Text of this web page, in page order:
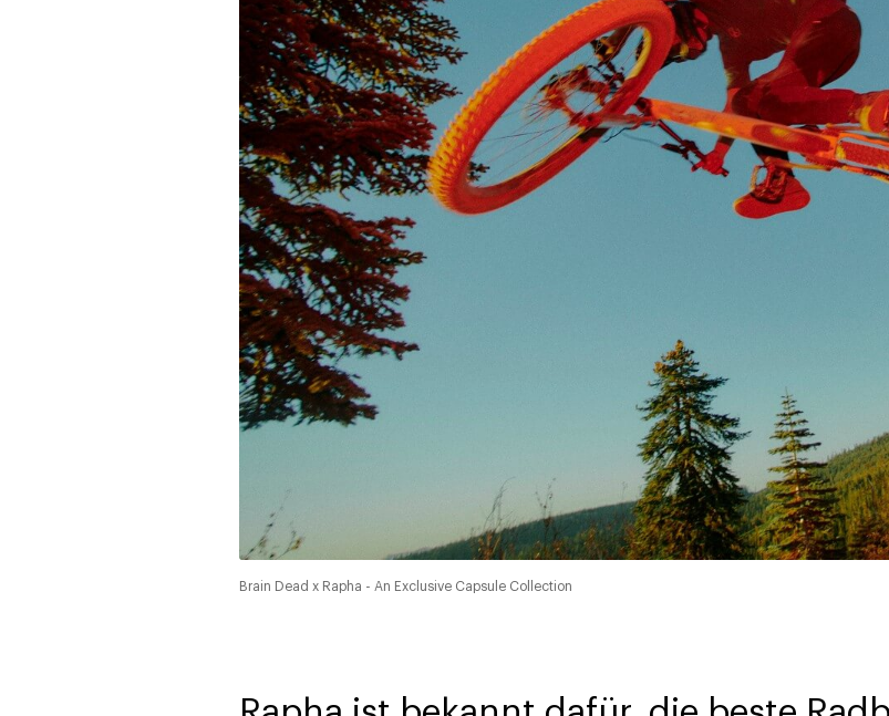
Brain Dead x Rapha - An Exclusive Capsule Collection